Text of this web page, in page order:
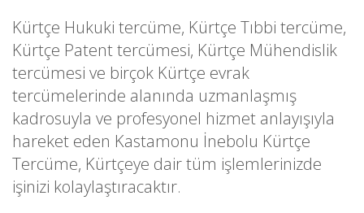
Kürtçe Hukuki tercüme, Kürtçe Tıbbi tercüme,
Kürtçe Patent tercümesi, Kürtçe Mühendislik
tercümesi ve birçok Kürtçe evrak
tercümelerinde alanında uzmanlaşmış
kadrosuyla ve profesyonel hizmet anlayışıyla
hareket eden Kastamonu İnebolu Kürtçe
Tercüme, Kürtçeye dair tüm işlemlerinizde
işinizi kolaylaştıracaktır.